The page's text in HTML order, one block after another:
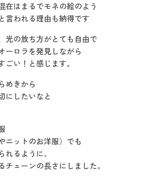
在はまるでモネの絵のよう
言われる理由も納得です
光の放ち方がとても自由で
ーロラを発見しながら
ごい！と感じます。
めきから
にしたいなと
ニットのお洋服）でも
るように、
チェーンの長さにしました。